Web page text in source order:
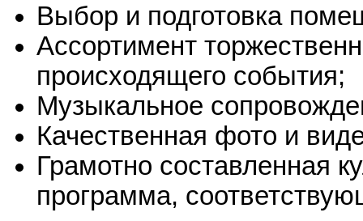
Выбор и подготовка
Ассортимент
происходящего события;
Музыкальное
Качественная фото и
Грамотно составленная
программа,